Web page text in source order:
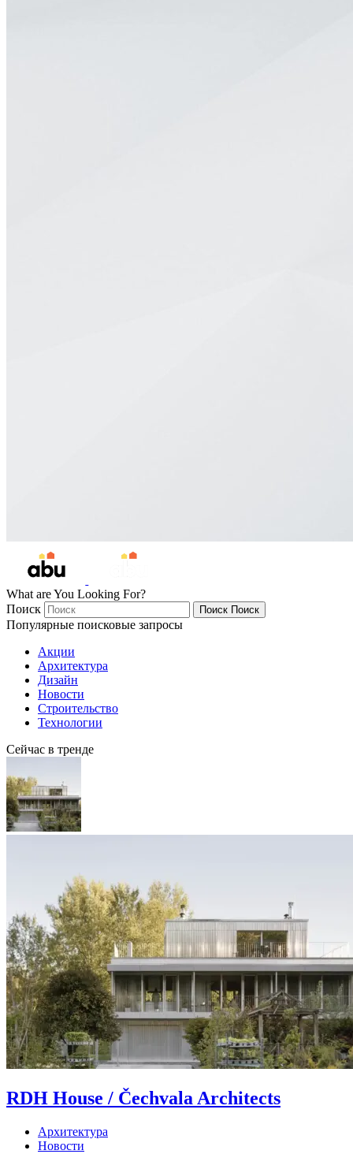
What are You Looking For?
Поиск
Поиск Поиск
Популярные поисковые запросы
Акции
Архитектура
Дизайн
Новости
Строительство
Технологии
Сейчас в тренде
RDH House / Čechvala Architects
Архитектура
Новости